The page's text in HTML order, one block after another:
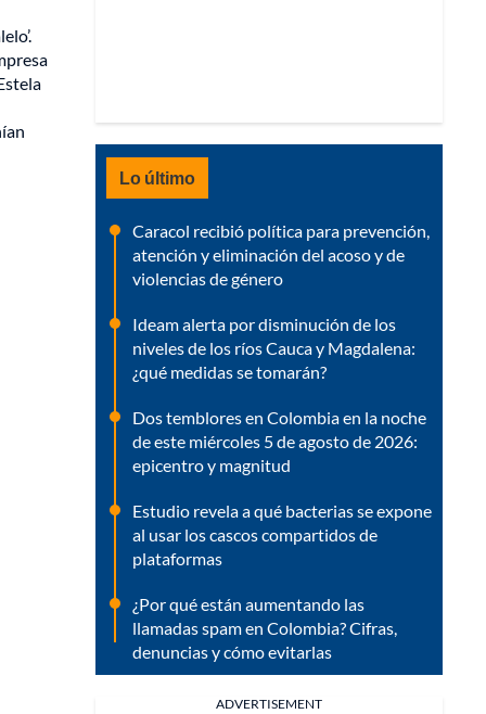
Lo último
Caracol recibió política para prevención,
atención y eliminación del acoso y de
violencias de género
Ideam alerta por disminución de los
niveles de los ríos Cauca y Magdalena:
¿qué medidas se tomarán?
Dos temblores en Colombia en la noche
de este miércoles 5 de agosto de 2026:
epicentro y magnitud
Estudio revela a qué bacterias se expone
al usar los cascos compartidos de
plataformas
¿Por qué están aumentando las
llamadas spam en Colombia? Cifras,
denuncias y cómo evitarlas
ADVERTISEMENT